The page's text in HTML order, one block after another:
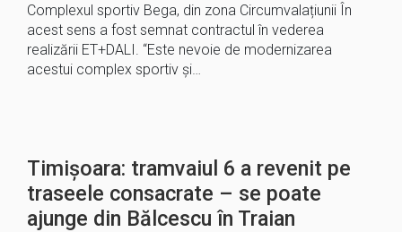
Complexul sportiv Bega, din zona Circumvalațiunii În
acest sens a fost semnat contractul în vederea
realizării ET+DALI. “Este nevoie de modernizarea
acestui complex sportiv și…
Timișoara: tramvaiul 6 a revenit pe
traseele consacrate – se poate
ajunge din Bălcescu în Traian